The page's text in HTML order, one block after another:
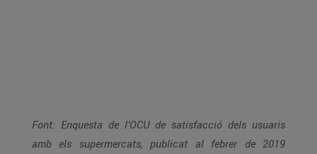
Font: Enquesta de l’OCU de satisfacció dels usuaris
amb els supermercats, publicat al febrer de 2019